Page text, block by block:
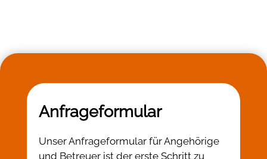
Anfrageformular
Unser Anfrageformular für Angehörige
und Betreuer ist der erste Schritt zu